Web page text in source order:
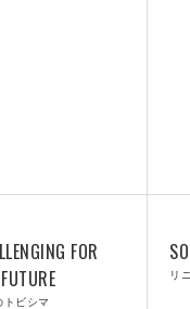
FOR
トビシマ
リ